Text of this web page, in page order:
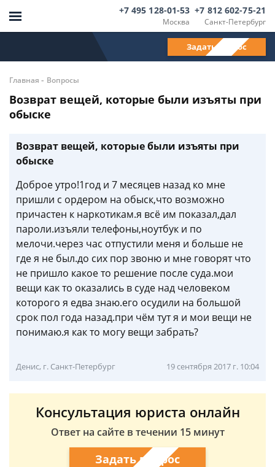
Москва
+7 495 128-01-53
Санкт-Петербург
+7 812 602-75-21
Задать вопрос
Главная - Вопросы
Возврат вещей, которые были изъяты при
обыске
Возврат вещей, которые были изъяты при
обыске
Доброе утро!1год и 7 месяцев назад ко мне
пришли с ордером на обыск,что возможно
причастен к наркотикам.я всё им показал,дал
пароли.изъяли телефоны,ноутбук и по
мелочи.через час отпустили меня и больше не
где я не был.до сих пор звоню и мне говорят что
не пришло какое то решение после суда.мои
вещи как то оказались в суде над человеком
которого я едва знаю.его осудили на большой
срок пол года назад.при чём тут я и мои вещи не
понимаю.я как то могу вещи забрать?
Денис, г. Санкт-Петербург 19 сентября 2017 г. 10:04
Консультация юриста онлайн
Ответ на сайте в течении 15 минут
Задать вопрос